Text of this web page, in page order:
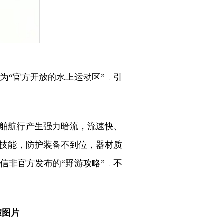
“官方开放的水上运动区”，引
航行产生强力暗流，流速快、
能，防护装备不到位，器材质
非官方发布的“野游攻略”，不
图片